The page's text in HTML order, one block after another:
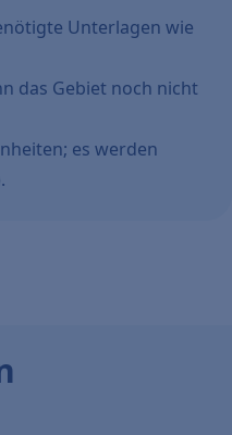
Unterlagen wie
das Gebiet noch nicht
es werden